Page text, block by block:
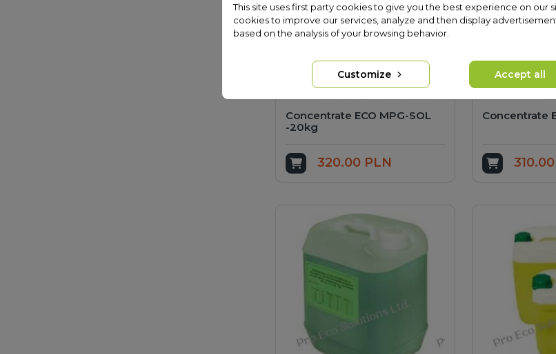
Concentrate ECO MPG-SOL
-20kg
Add to cart
320.00 PLN
Concentrate
Add to cart
This site uses first party cookies to give you the best experience on our
cookies to improve our services, analyze and then display
based on the analysis of your browsing behavior.
Customize Accept all